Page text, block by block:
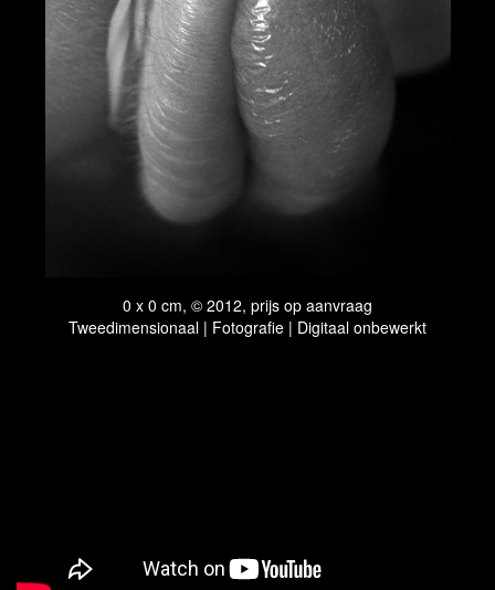
0 x 0 cm, © 2012, prijs op aanvraag
Tweedimensionaal | Fotografie | Digitaal onbewerkt